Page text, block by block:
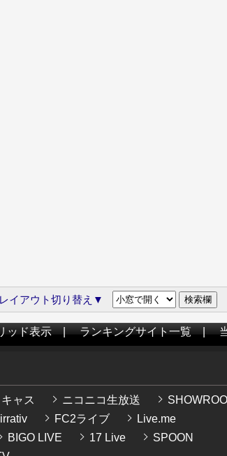
イアウト切り替え▼
ッド表示|ランキングサイト一覧|
ャス ニコニコ生放送
FC2ライブ
Live.me
BIGO LIVE
17 Live
SPOON